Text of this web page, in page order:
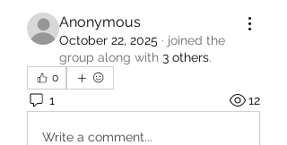
Anonymous
October 22, 2025 · joined the
group along with 3 others.
0
1 12
Write a comment...